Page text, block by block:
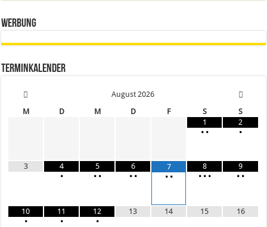
Werbung
Terminkalender
August 2026
M
D M D F S
S
1
• •
2
•
3
4
•
5
• •
6
• •
7
• •
8
• • •
9
• •
10
•
11
•
12
•
13 14 15 16